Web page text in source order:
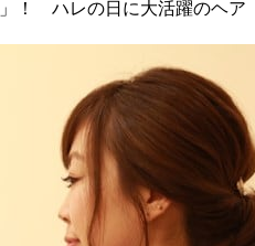
！ ハレの日に大活躍のヘア